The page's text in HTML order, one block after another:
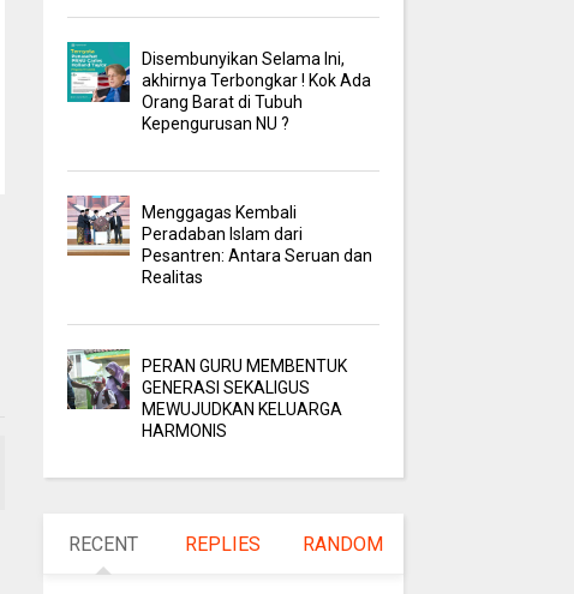
Disembunyikan Selama Ini,
akhirnya Terbongkar ! Kok Ada
Orang Barat di Tubuh
Kepengurusan NU ?
Menggagas Kembali
Peradaban Islam dari
Pesantren: Antara Seruan dan
Realitas
PERAN GURU MEMBENTUK
GENERASI SEKALIGUS
MEWUJUDKAN KELUARGA
HARMONIS
RECENT REPLIES RANDOM